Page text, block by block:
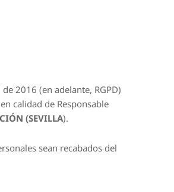
2016 (en adelante, RGPD)
calidad de Responsable
(SEVILLA).
sean recabados del